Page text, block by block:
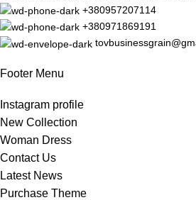
+380957207114
+380971869191
Footer Menu
Instagram profile
New Collection
Woman Dress
Contact Us
Latest News
Purchase Theme